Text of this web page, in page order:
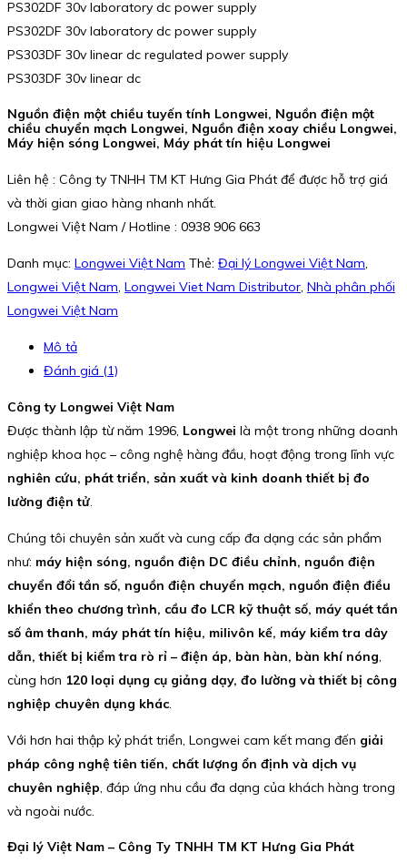
PS302DF 30v laboratory dc power supply
PS302DF 30v laboratory dc power supply
PS303DF 30v linear dc regulated power supply
PS303DF 30v linear dc
Nguồn điện một chiều tuyến tính Longwei, Nguồn điện một
chiều chuyển mạch Longwei, Nguồn điện xoay chiều Longwei,
Máy hiện sóng Longwei, Máy phát tín hiệu Longwei
Liên hệ : Công ty TNHH TM KT Hưng Gia Phát để được hỗ trợ giá
và thời gian giao hàng nhanh nhất.
Longwei Việt Nam / Hotline : 0938 906 663
Danh mục: Longwei Việt Nam Thẻ: Đại lý Longwei Việt Nam,
Longwei Việt Nam, Longwei Viet Nam Distributor, Nhà phân phối
Longwei Việt Nam
Mô tả
Đánh giá (1)
Công ty Longwei Việt Nam
Được thành lập từ năm 1996, Longwei là một trong những doanh
nghiệp khoa học – công nghệ hàng đầu, hoạt động trong lĩnh vực
nghiên cứu, phát triển, sản xuất và kinh doanh thiết bị đo
lường điện tử.
Chúng tôi chuyên sản xuất và cung cấp đa dạng các sản phẩm
như: máy hiện sóng, nguồn điện DC điều chỉnh, nguồn điện
chuyển đổi tần số, nguồn điện chuyển mạch, nguồn điện điều
khiển theo chương trình, cầu đo LCR kỹ thuật số, máy quét tần
số âm thanh, máy phát tín hiệu, milivôn kế, máy kiểm tra dây
dẫn, thiết bị kiểm tra rò rỉ – điện áp, bàn hàn, bàn khí nóng,
cùng hơn 120 loại dụng cụ giảng dạy, đo lường và thiết bị công
nghiệp chuyên dụng khác.
Với hơn hai thập kỷ phát triển, Longwei cam kết mang đến giải
pháp công nghệ tiên tiến, chất lượng ổn định và dịch vụ
chuyên nghiệp, đáp ứng nhu cầu đa dạng của khách hàng trong
và ngoài nước.
Đại lý Việt Nam – Công Ty TNHH TM KT Hưng Gia Phát